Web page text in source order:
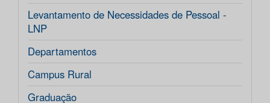
Levantamento de Necessidades de Pessoal -
LNP
Departamentos
Campus Rural
Graduação